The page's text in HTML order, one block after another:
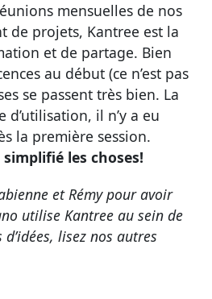
mensuelles de nos
de projets, Kantree est la
et de partage. Bien
au début (ce n’est pas
se passent très bien. La
il n’y a eu
la première session.
les choses!
et Rémy pour avoir
utilise Kantree au sein de
lisez nos autres